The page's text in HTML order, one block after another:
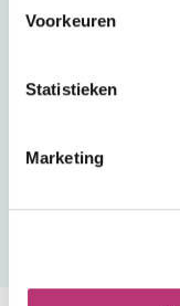
Voorkeuren
Statistieken
Marketing